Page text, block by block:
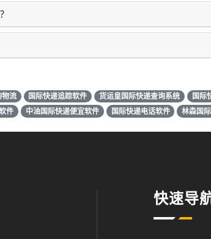
物流 国际快递追踪软件 货运皇国际快递查询系统 国际
件 中油国际快递便宜软件 国际快递电话软件 林森国
快速导